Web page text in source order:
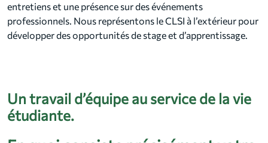
entretiens et une présence sur des événements
professionnels. Nous représentons le CLSI à l’extérieur pour
développer des opportunités de stage et d’apprentissage.
Un travail d’équipe au service de la vie
étudiante.